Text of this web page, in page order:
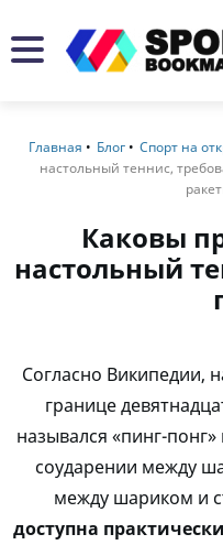
Главная Блог Спорт на
настольный теннис,
Каковы
настольный
Согласно Википедии,
границе
назывался «пинг-
соударении между
между шариком и
доступна